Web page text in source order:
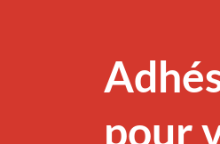
pour